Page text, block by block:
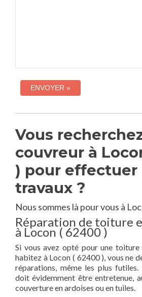
Vous
couvreur à
) pour effectuer
travaux ?
Nous sommes là pour vous à
Réparation de toiture
à Locon ( 62400 )
Si vous avez opté pour une
habitez à Locon ( 62400 ), vous ne
réparations, même les plus
doit évidemment être entretenue,
couverture en ardoises ou en tuiles.